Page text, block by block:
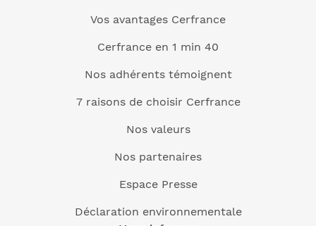
Vos avantages Cerfrance
Cerfrance en 1 min 40
Nos adhérents témoignent
7 raisons de choisir Cerfrance
Nos valeurs
Nos partenaires
Espace Presse
Déclaration environnementale